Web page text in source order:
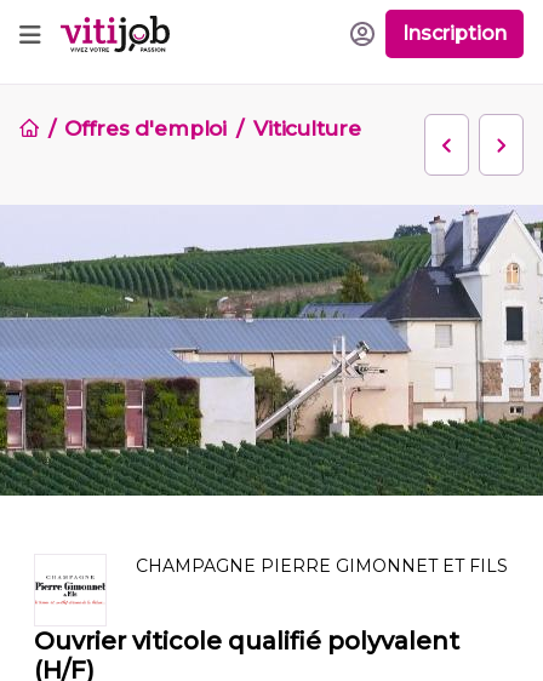
Inscription
Offres d'emploi Viticulture
CHAMPAGNE PIERRE GIMONNET ET FILS
Ouvrier viticole qualifié polyvalent
(H/F)